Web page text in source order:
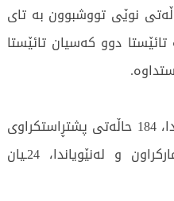
پارێزگاکان 17 حاڵەتی نوێی تووشبوون بە تای
تائێستا دوو کەسیان تائێستا
وتیشی، لە ماوەی ساڵی 2025ـدا، 184 حاڵەتی پشتڕاستکراوی
تووشبوون بەو نەخۆشییە تۆمارکراون و لەنێویاندا، 24ـیان